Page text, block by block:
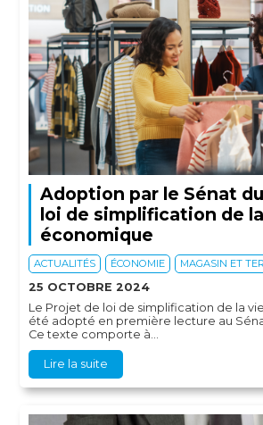
Adoption par le Sénat
loi de simplification de
économique
ACTUALITÉS ÉCONOMIE MAGASIN ET
25 OCTOBRE 2024
Le Projet de loi de simplification de la
été adopté en première lecture au
Ce texte comporte à...
Lire la suite